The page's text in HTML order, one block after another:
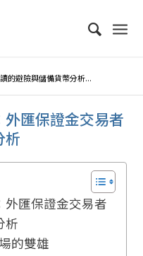
的避險與儲備貨幣分析...
匯保證金交易者
析
外匯保證金交易者
析
的雙雄